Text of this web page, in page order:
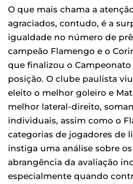
O que mais chama a
agraciados, contudo, é a
igualdade no número de
campeão Flamengo e o
que finalizou o Campeonato
posição. O clube paulista
eleito o melhor goleiro e
melhor lateral-direito,
individuais, assim como o
categorias de jogadores de
instiga uma análise sobre
abrangência da avaliação
especialmente quando